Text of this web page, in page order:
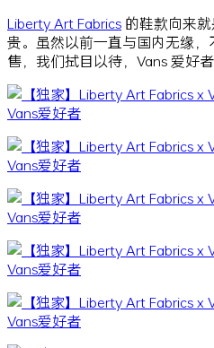
Liberty Art Fabrics 的鞋款向来
贵。虽然以前一直与国内无缘
售，我们拭目以待，Vans 爱好